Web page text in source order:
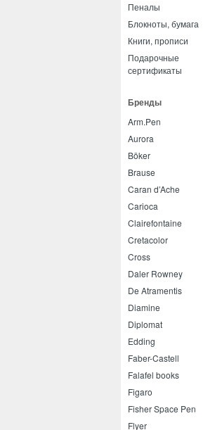
Пеналы
Блокноты, бумага
Книги, прописи
Подарочные
сертификаты
Бренды
Arm.Pen
Aurora
Böker
Brause
Caran d’Ache
Carioca
Clairefontaine
Cretacolor
Cross
Daler Rowney
De Atramentis
Diamine
Diplomat
Edding
Faber-Castell
Falafel books
Figaro
Fisher Space Pen
Flyer